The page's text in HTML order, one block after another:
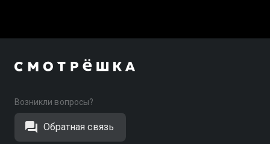
Возникли вопросы?
Обратная связь